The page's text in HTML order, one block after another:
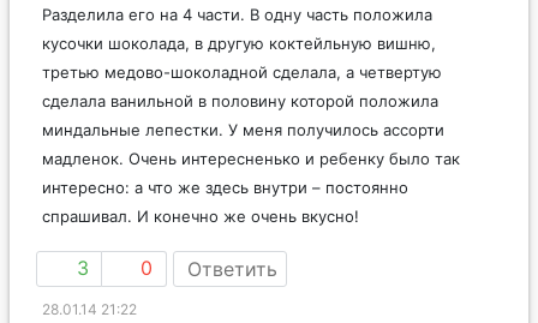
Разделила его на 4 части. В одну часть положила
кусочки шоколада, в другую коктейльную вишню,
третью медово-шоколадной сделала, а четвертую
сделала ванильной в половину которой положила
миндальные лепестки. У меня получилось ассорти
мадленок. Очень интересненько и ребенку было так
интересно: а что же здесь внутри – постоянно
спрашивал. И конечно же очень вкусно!
3 0 Ответить
28.01.14 21:22